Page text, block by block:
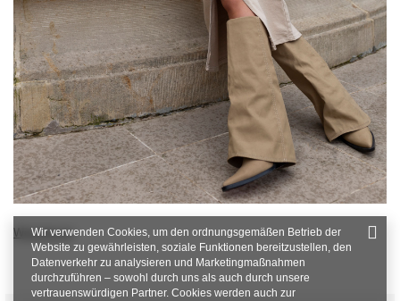
Weiterlesen
Wir verwenden Cookies, um den ordnungsgemäßen Betrieb der
Website zu gewährleisten, soziale Funktionen bereitzustellen, den
Datenverkehr zu analysieren und Marketingmaßnahmen
durchzuführen – sowohl durch uns als auch durch unsere
vertrauenswürdigen Partner. Cookies werden auch zur